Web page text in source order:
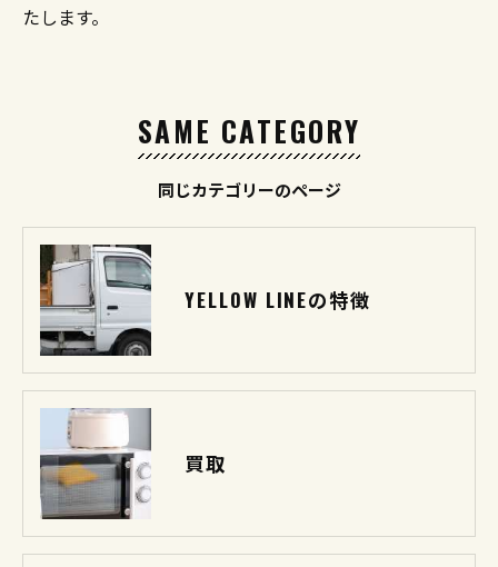
たします。
同じカテゴリーのページ
SAME CATEGORY
YELLOW LINEの特徴
買取